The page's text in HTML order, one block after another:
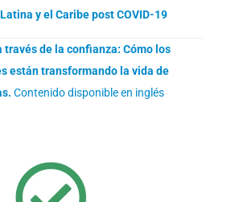
y el Caribe post COVID-19
través de la confianza: Cómo los
están transformando la vida de
Contenido disponible en inglés